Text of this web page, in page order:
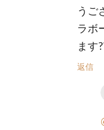
うご
ラボ
ます
返信